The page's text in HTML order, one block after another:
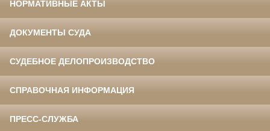
НОРМАТИВНЫЕ АКТЫ
ДОКУМЕНТЫ СУДА
СУДЕБНОЕ ДЕЛОПРОИЗВОДСТВО
СПРАВОЧНАЯ ИНФОРМАЦИЯ
ПРЕСС-СЛУЖБА